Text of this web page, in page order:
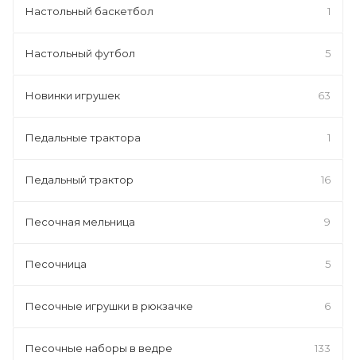
Настольный баскетбол 1
Настольный футбол 5
Новинки игрушек 63
Педальные трактора 1
Педальный трактор 16
Песочная мельница 9
Песочница 5
Песочные игрушки в рюкзачке 6
Песочные наборы в ведре 133